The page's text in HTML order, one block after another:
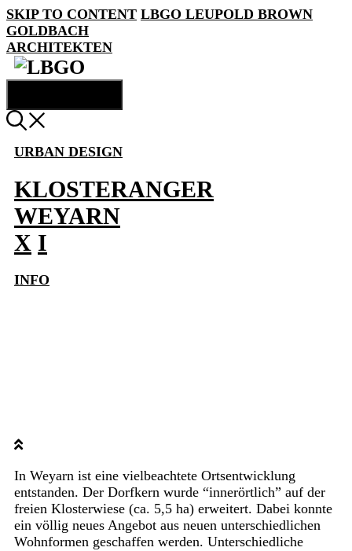
SKIP TO CONTENT LBGO LEUPOLD BROWN
GOLDBACH
ARCHITEKTEN
URBAN DESIGN
KLOSTERANGER
WEYARN
X I
INFO
In Weyarn ist eine vielbeachtete Ortsentwicklung
entstanden. Der Dorfkern wurde “innerörtlich” auf der
freien Klosterwiese (ca. 5,5 ha) erweitert. Dabei konnte
ein völlig neues Angebot aus neuen unterschiedlichen
Wohnformen geschaffen werden. Unterschiedliche